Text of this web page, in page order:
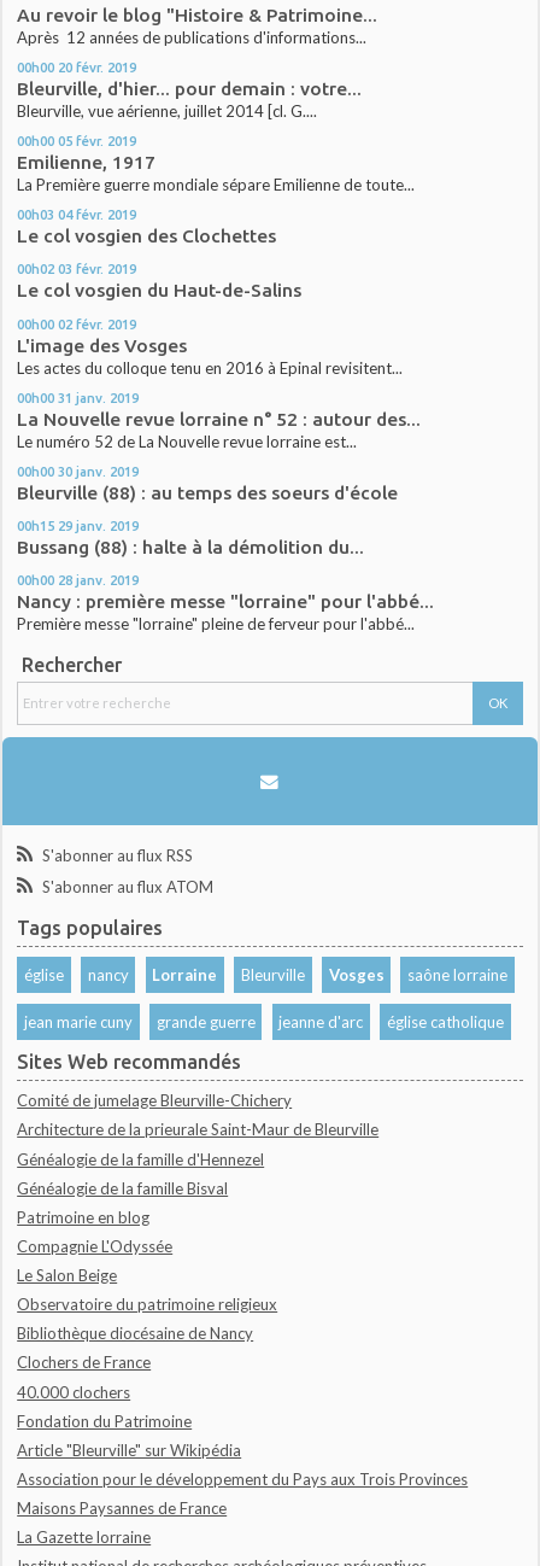
Au revoir le blog "Histoire & Patrimoine...
Après 12 années de publications d'informations...
00h00 20 févr. 2019
Bleurville, d'hier... pour demain : votre...
Bleurville, vue aérienne, juillet 2014 [cl. G....
00h00 05 févr. 2019
Emilienne, 1917
La Première guerre mondiale sépare Emilienne de toute...
00h03 04 févr. 2019
Le col vosgien des Clochettes
00h02 03 févr. 2019
Le col vosgien du Haut-de-Salins
00h00 02 févr. 2019
L'image des Vosges
Les actes du colloque tenu en 2016 à Epinal revisitent...
00h00 31 janv. 2019
La Nouvelle revue lorraine n° 52 : autour des...
Le numéro 52 de La Nouvelle revue lorraine est...
00h00 30 janv. 2019
Bleurville (88) : au temps des soeurs d'école
00h15 29 janv. 2019
Bussang (88) : halte à la démolition du...
00h00 28 janv. 2019
Nancy : première messe "lorraine" pour l'abbé...
Première messe "lorraine" pleine de ferveur pour l'abbé...
Rechercher
S'abonner au flux RSS
S'abonner au flux ATOM
Tags populaires
église nancy Lorraine Bleurville Vosges saône lorraine
jean marie cuny grande guerre jeanne d'arc église catholique
Sites Web recommandés
Comité de jumelage Bleurville-Chichery
Architecture de la prieurale Saint-Maur de Bleurville
Généalogie de la famille d'Hennezel
Généalogie de la famille Bisval
Patrimoine en blog
Compagnie L'Odyssée
Le Salon Beige
Observatoire du patrimoine religieux
Bibliothèque diocésaine de Nancy
Clochers de France
40.000 clochers
Fondation du Patrimoine
Article "Bleurville" sur Wikipédia
Association pour le développement du Pays aux Trois Provinces
Maisons Paysannes de France
La Gazette lorraine